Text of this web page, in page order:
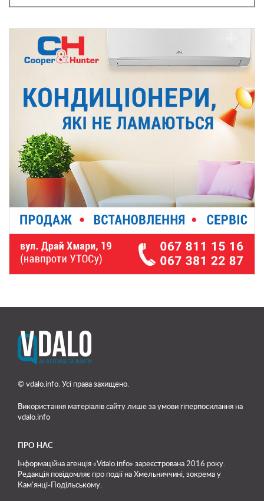
© vdalo.info. Усі права захищено.
Використання матеріалів сайту лише за умови гіперпосилання на
vdalo.info
ПРО НАС
Інформаційна агенція «Vdalo.info» зареєстрована 2016 року.
Редакція повідомляє про події на Хмельниччині, зокрема у
Кам'янці-Подільському.